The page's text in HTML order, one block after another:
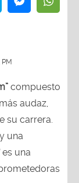
compuesto
audaz,
su carrera.
una
es una